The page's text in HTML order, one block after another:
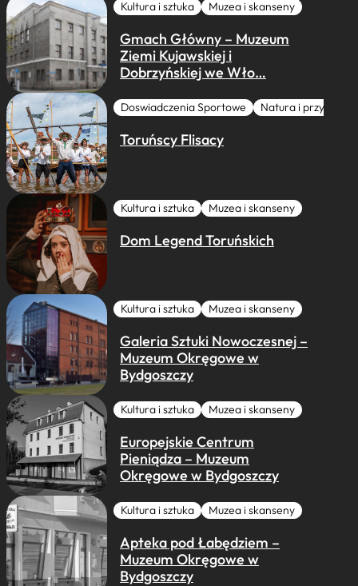
Kultura i sztuka Muzea i skanseny
Gmach Główny – Muzeum
Ziemi Kujawskiej i
Dobrzyńskiej we Wło…
Doswiadczenia Sportowe Natura i przygoda
Toruńscy Flisacy
Kultura i sztuka Muzea i skanseny
Dom Legend Toruńskich
Kultura i sztuka Muzea i skanseny
Galeria Sztuki Nowoczesnej –
Muzeum Okręgowe w
Bydgoszczy
Kultura i sztuka Muzea i skanseny
Europejskie Centrum
Pieniądza – Muzeum
Okręgowe w Bydgoszczy
Kultura i sztuka Muzea i skanseny
Apteka pod Łabędziem –
Muzeum Okręgowe w
Bydgoszczy